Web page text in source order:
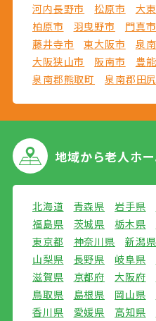
河内長野市
松原市 大
柏原市
羽曳野市 門真市
藤井寺市
東大阪市 泉
大阪狭山市
阪南市 豊
泉南郡熊取町
泉南郡田
地域から老人ホ
北海道 青森県 岩手県
福島県
茨城県 栃木県
東京都
神奈川県 新潟県
山梨県
長野県 岐阜県
滋賀県
京都府 大阪府
鳥取県
島根県 岡山県
香川県
愛媛県 高知県